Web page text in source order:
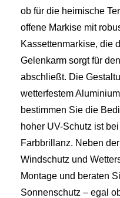
ob für die heimische
offene Markise mit
Kassettenmarkise, die
Gelenkarm sorgt für
abschließt. Die
wetterfestem
bestimmen Sie die
hoher UV-Schutz ist
Farbbrillanz. Neben
Windschutz und
Montage und beraten
Sonnenschutz – egal